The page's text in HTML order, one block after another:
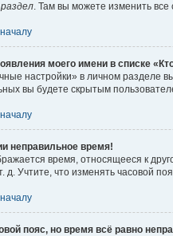
. Там вы можете изменить все
моего имени в списке
настройки» в личном разделе
вы будете скрытым
неправильное время!
время, относящееся к
д. Учтите, что изменять часовой
пояс, но время всё равно